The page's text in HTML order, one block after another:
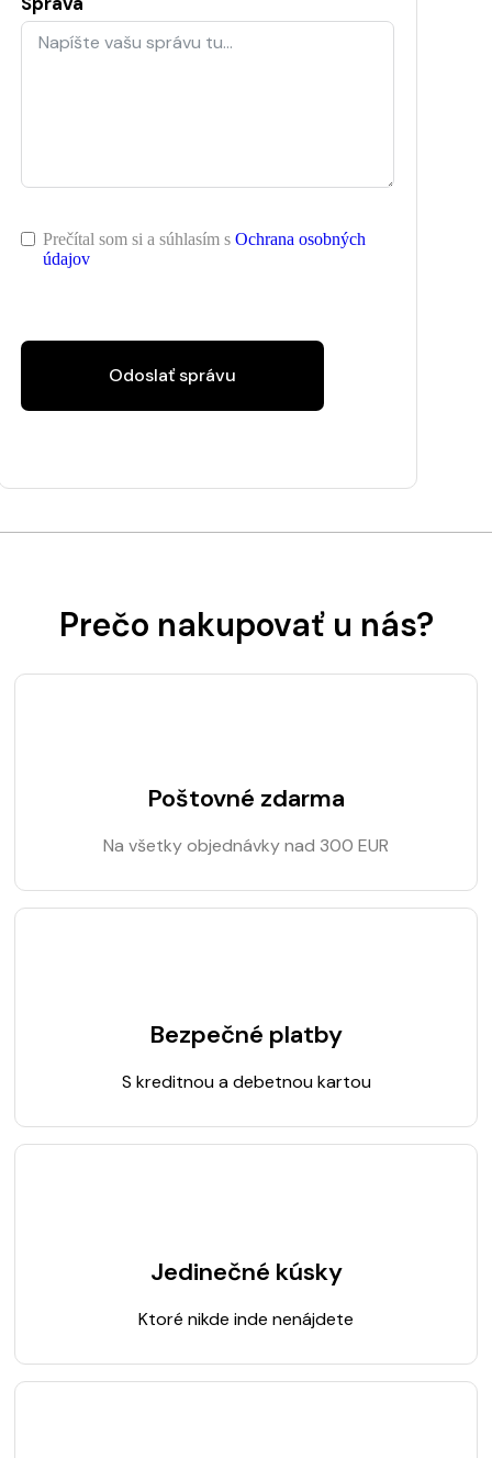
Prečítal som si a súhlasím s Ochrana osobných
údajov
Odoslať správu
Prečo nakupovať u nás?
Poštovné zdarma
Na všetky objednávky nad 300 EUR
Bezpečné platby
S kreditnou a debetnou kartou
Jedinečné kúsky
Ktoré nikde inde nenájdete